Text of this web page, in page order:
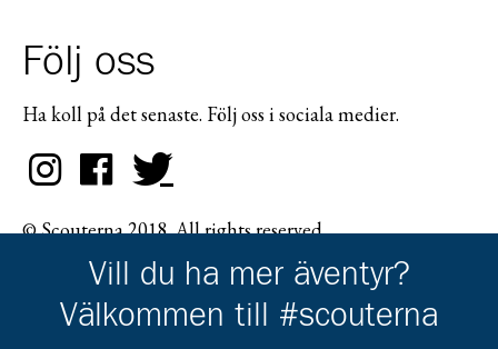
Följ oss
Ha koll på det senaste. Följ oss i sociala medier.
© Scouterna 2018. All rights reserved.
Vill du ha mer äventyr?
Välkommen till #scouterna